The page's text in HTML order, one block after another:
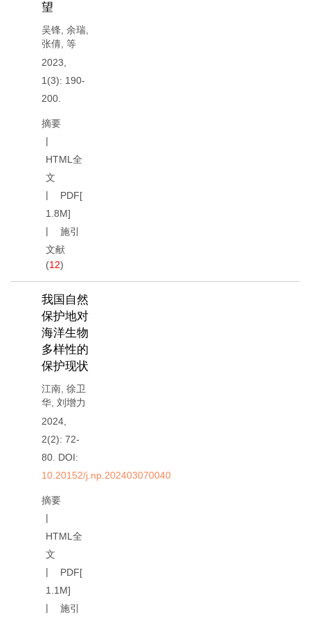
望
吴锋 余瑞
张倩 等
2023,
1(3): 190-
200.
摘要
HTML全
文
PDF[
1.8M]
施引
文献
(12)
我国自然
保护地对
海洋生物
多样性的
保护现状
江南 徐卫
华 刘增力
2024,
2(2): 72-
80. DOI:
10.20152/j.np.202403070040
摘要
HTML全
文
PDF[
1.1M]
施引